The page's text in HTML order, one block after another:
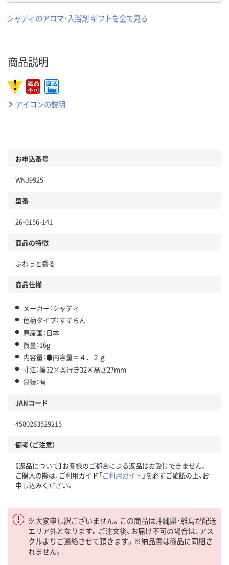
シャディのアロマ・入浴剤 ギフトを全て見る
商品説明
アイコンの説明
お申込番号
WNJ9925
型番
26-0156-141
商品の特徴
ふわっと香る
商品仕様
メーカー：シャディ
色柄タイプ：すずらん
原産国：日本
質量：16g
内容量：●内容量＝４．２ｇ
寸法：幅32×奥行き32×高さ27mm
包装：有
JANコード
4580283529215
備考（ご注意）
【返品について】お客様のご都合による返品はお受けできません。
ご購入の際は、ご利用ガイド「ご利用ガイド 」を必ずご確認の上、お
申し込みください。
※大変申し訳ございません。この商品は沖縄県・離島が配送
エリア外となります。ご注文後、お届け不可の場合は、アス
クルよりご連絡させて頂きます。※納品書は商品に同梱さ
れません。